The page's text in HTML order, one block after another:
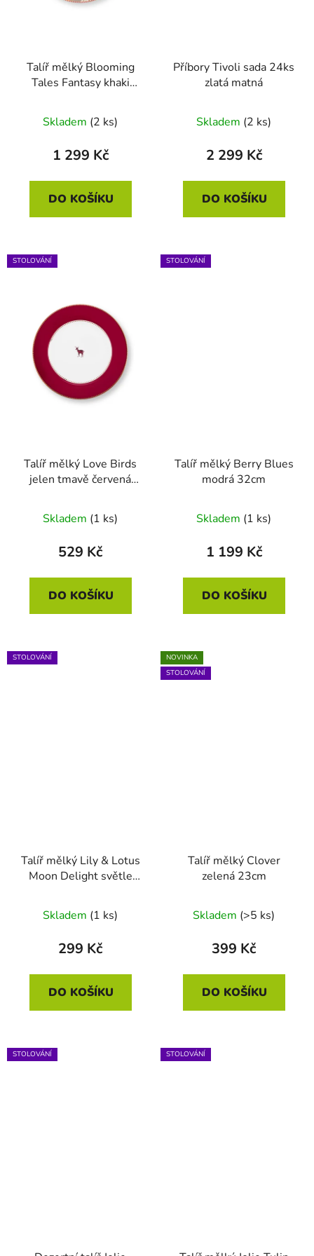
Talíř mělký Blooming
Tales Fantasy khaki
Skladem (2 ks)
1 299 Kč
DO KOŠÍKU
Příbory Tivoli sada 24ks
zlatá matná
Skladem (2 ks)
2 299 Kč
DO KOŠÍKU
STOLOVÁNÍ
Talíř mělký Love Birds
jelen tmavě červená
Skladem (1 ks)
529 Kč
DO KOŠÍKU
STOLOVÁNÍ
Talíř mělký Berry Blues
modrá 32cm
Skladem (1 ks)
1 199 Kč
DO KOŠÍKU
STOLOVÁNÍ
Talíř mělký Lily & Lotus
Moon Delight světle
Skladem (1 ks)
299 Kč
DO KOŠÍKU
NOVINKA
STOLOVÁNÍ
Talíř mělký Clover
zelená 23cm
Skladem (>5 ks)
399 Kč
DO KOŠÍKU
STOLOVÁNÍ STOLOVÁNÍ